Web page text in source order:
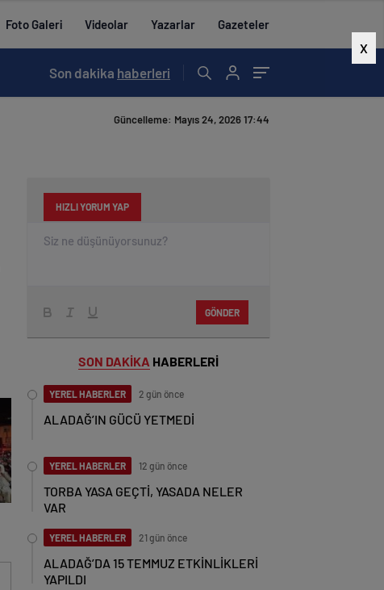
Foto Galeri Videolar Yazarlar Gazeteler
07:01 / ALADAĞ’DA 15 TEMMUZ ETKİNLİKLERİ YAPILDI
Son dakika haberleri
X
Güncelleme: Mayıs 24, 2026 17:44
HIZLI YORUM YAP
GÖNDER
SON DAKİKA HABERLERİ
YEREL HABERLER 2 gün önce
ALADAĞ’IN GÜCÜ YETMEDİ
YEREL HABERLER 12 gün önce
TORBA YASA GEÇTİ, YASADA NELER
VAR
YEREL HABERLER 21 gün önce
ALADAĞ’DA 15 TEMMUZ ETKİNLİKLERİ
YAPILDI